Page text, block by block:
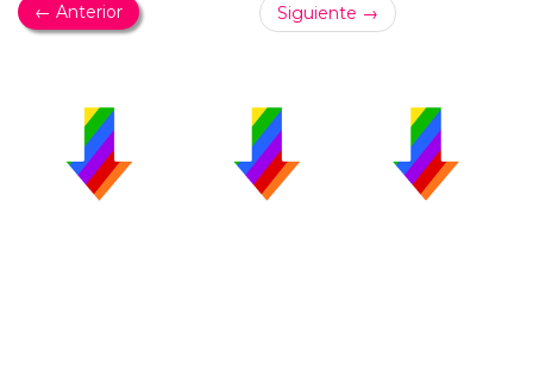
← Anterior Siguiente →